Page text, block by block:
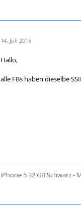
14. Juli 2016
Hallo,
alle FBs haben dieselbe
iPhone 5 32 GB Schwarz -